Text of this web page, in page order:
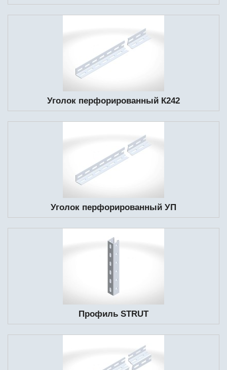
Уголок перфорированный К242
Уголок перфорированный УП
Профиль STRUT